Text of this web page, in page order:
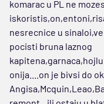
komarac u PL ne
nesrecnice u
pocisti bruna laznog
onija....on je bivsi do